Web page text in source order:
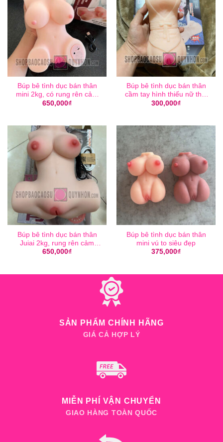
Búp bê tình dục bán thân
mini 2kg, có rung rên cảm
biến
650,000₫
Búp bê tình dục bán thân
cầm tay hình thiếu nữ thắt
nơ
300,000₫
Búp bê tình dục bán thân
Juiai 2kg, rung rên cảm
biến
650,000₫
Búp bê tình dục bán thân
mini vú to siêu đẹp
375,000₫
SẢN PHẨM CHÍNH HÃNG
GIÁ CẢ HỢP LÝ
MIỄN PHÍ VẬN CHUYỂN
GIAO HÀNG TOÀN QUỐC